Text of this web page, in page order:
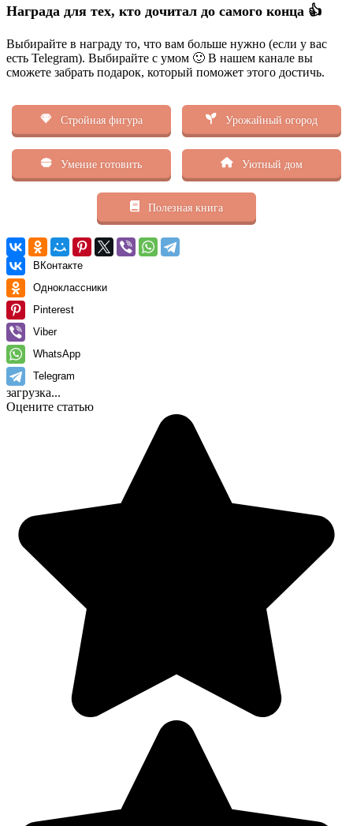
Награда для тех, кто дочитал до самого конца 👍
Выбирайте в награду то, что вам больше нужно (если у вас
есть Telegram). Выбирайте с умом 🙂 В нашем канале вы
сможете забрать подарок, который поможет этого достичь.
Стройная фигура Урожайный огород
Умение готовить Уютный дом
Полезная книга
ВКонтакте
Одноклассники
Pinterest
Viber
WhatsApp
Telegram
загрузка...
Оцените статью